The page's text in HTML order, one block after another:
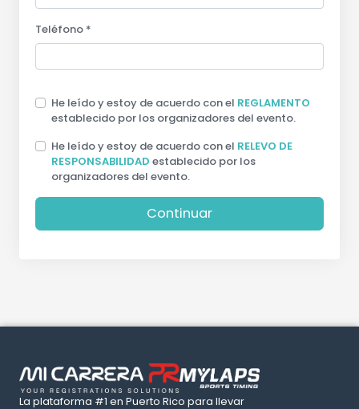
Teléfono *
He leído y estoy de acuerdo con el REGLAMENTO
establecido por los organizadores del evento.
He leído y estoy de acuerdo con el RELEVO DE
RESPONSABILIDAD establecido por los
organizadores del evento.
Continuar
La plataforma #1 en Puerto Rico para llevar